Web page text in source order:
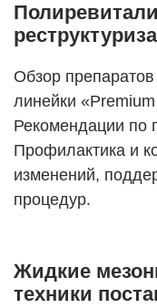
Обзор
линейки
Рекомендации по
Профилактика и
изменений,
процедур.
Жидкие
техники